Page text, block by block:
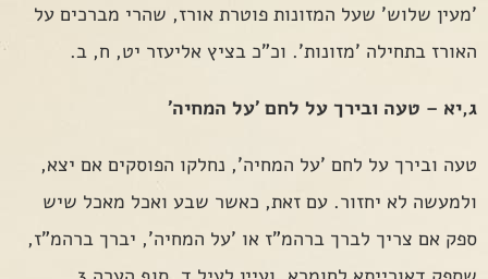
'מעין שלוש' שעל המזונות פוטרת אורז, שהרי מברכים על
האורז בתחילה 'מזונות'. וכ"כ בציץ אליעזר יט, ח, ב.
ג,יא – טעה ובירך על לחם 'על המחיה'
טעה ובירך על לחם 'על המחיה', נחלקו הפוסקים אם יצא,
ולמעשה לא יחזור. עם זאת, כאשר שבע ואכל מאכל שיש
ספק אם צריך לברך ברהמ"ז או 'על המחיה', יברך ברהמ"ז,